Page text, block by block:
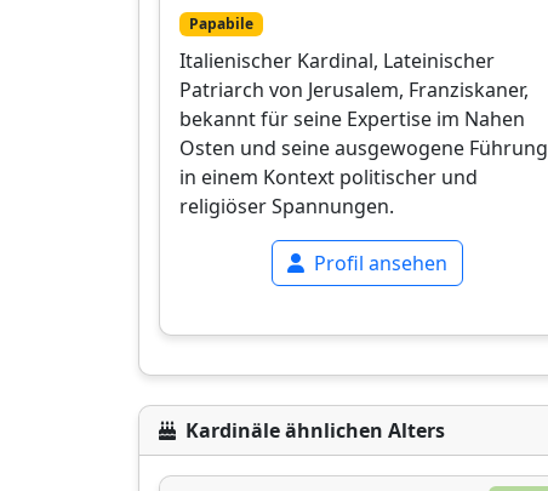
Papabile
Italienischer Kardinal, Lateinischer
Patriarch von Jerusalem, Franziskaner,
bekannt für seine Expertise im Nahen
Osten und seine ausgewogene Führung
in einem Kontext politischer und
religiöser Spannungen.
Profil ansehen
Kardinäle ähnlichen Alters